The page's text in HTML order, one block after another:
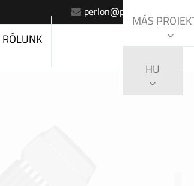
perlon@perlon.sk
RÓLUNK
MÁS
HU